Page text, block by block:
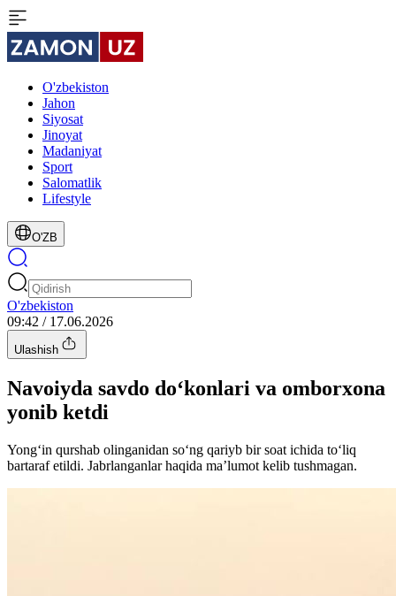
O'zbekiston
Jahon
Siyosat
Jinoyat
Madaniyat
Sport
Salomatlik
Lifestyle
O'ZB
O'zbekiston
09:42 / 17.06.2026
Ulashish
Navoiyda savdo do‘konlari va omborxona
yonib ketdi
Yong‘in qurshab olinganidan so‘ng qariyb bir soat ichida to‘liq
bartaraf etildi. Jabrlanganlar haqida ma’lumot kelib tushmagan.